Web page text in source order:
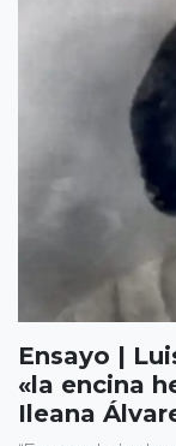
Ensayo |
«la encina
Ileana